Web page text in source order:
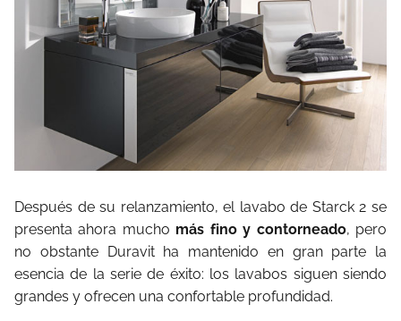
Después de su relanzamiento, el lavabo de Starck 2 se
presenta ahora mucho más fino y contorneado, pero
no obstante Duravit ha mantenido en gran parte la
esencia de la serie de éxito: los lavabos siguen siendo
grandes y ofrecen una confortable profundidad.